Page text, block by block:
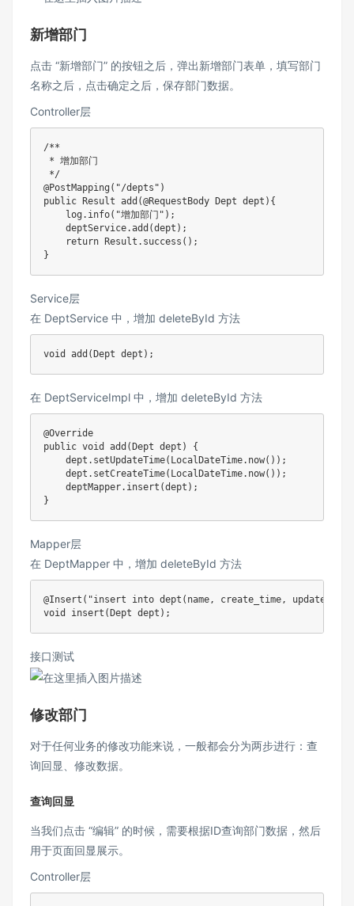
新增部门
点击 “新增部门” 的按钮之后，弹出新增部门表单，填写部门
名称之后，点击确定之后，保存部门数据。
Controller层
/**
* 增加部门
*/
@PostMapping ( "/depts" )
public
Result add (@RequestBody Dept dept ) {
    log
. info( "增加部门" ) ;
    deptService
.add (dept ) ;
return
Result . success ( ) ;
}
Service层
在 DeptService 中，增加 deleteById 方法
void add ( Dept dept ) ;
在 DeptServiceImpl 中，增加 deleteById 方法
@Override
public void add ( Dept dept )
{
    dept
. setUpdateTime( LocalDateTime. now( ) ) ;
    dept
. setCreateTime( LocalDateTime. now( ) ) ;
    deptMapper
. insert (dept ) ;
}
Mapper层
在 DeptMapper 中，增加 deleteById 方法
@Insert ( "insert into dept(name, create_time,
void
insert ( Dept dept ) ;
接口测试
修改部门
对于任何业务的修改功能来说，一般都会分为两步进行：查
询回显、修改数据。
查询回显
当我们点击 “编辑” 的时候，需要根据ID查询部门数据，然后
用于页面回显展示。
Controller层